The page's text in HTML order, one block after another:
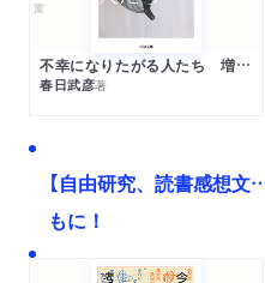
不幸になりたがる人たち 増補新版
春日武彦著
【自由研究、読書感想
もに！